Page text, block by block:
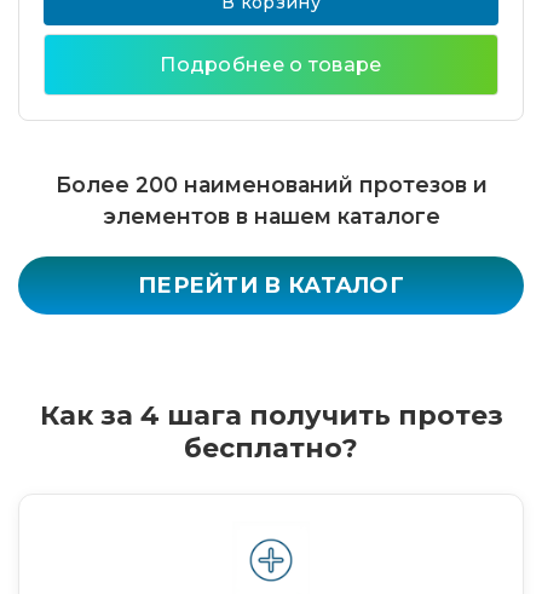
Подробнее о товаре
Более 200 наименований протезов и
элементов в нашем каталоге
ПЕРЕЙТИ В КАТАЛОГ
Как за 4 шага получить протез
бесплатно?